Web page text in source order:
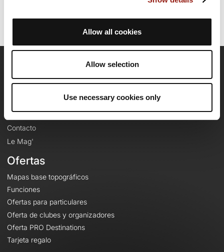
Allow all cookies
Allow selection
Use necessary cookies only
Contacto
Le Mag'
Ofertas
Mapas base topográficos
Funciones
Ofertas para particulares
Oferta de clubes y organizadores
Oferta PRO Destinations
Tarjeta regalo